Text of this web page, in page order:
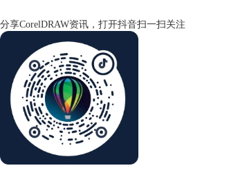
分享CorelDRAW资讯，打开抖音扫一扫关注